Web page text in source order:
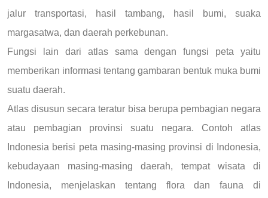
jalur transportasi, hasil tambang, hasil bumi, suaka
margasatwa, dan daerah perkebunan.
Fungsi lain dari atlas sama dengan fungsi peta yaitu
memberikan informasi tentang gambaran bentuk muka bumi
suatu daerah.
Atlas disusun secara teratur bisa berupa pembagian negara
atau pembagian provinsi suatu negara. Contoh atlas
Indonesia berisi peta masing-masing provinsi di Indonesia,
kebudayaan masing-masing daerah, tempat wisata di
Indonesia, menjelaskan tentang flora dan fauna di